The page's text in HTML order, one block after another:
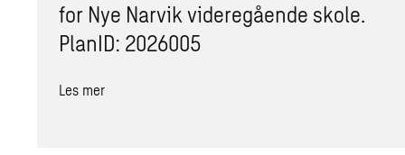
for Nye Narvik videregående skole.
PlanID: 2026005
Les mer